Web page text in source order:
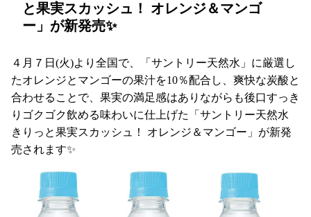
と果実スカッシュ！ オレンジ＆マンゴ
ー」が新発売✨
４月７日(火)より全国で、「サントリー天然水」に厳選し
たオレンジとマンゴーの果汁を10％配合し、爽快な炭酸と
合わせることで、果実の満足感はありながらも後口すっき
りゴクゴク飲める味わいに仕上げた「サントリー天然水
きりっと果実スカッシュ！ オレンジ＆マンゴー」が新発
売されます✨